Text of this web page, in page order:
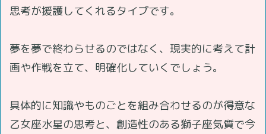
思考が援護してくれるタイプです。
夢を夢で終わらせるのではなく、現実的に考えて計
画や作戦を立て、明確化していくでしょう。
具体的に知識やものごとを組み合わせるのが得意な
乙女座水星の思考と、創造性のある獅子座気質で今